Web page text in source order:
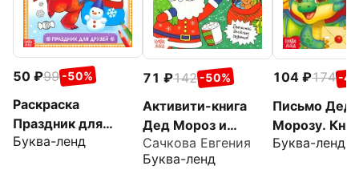
50 99 -50%
Раскраска
Праздник для
друзей
Буква-ленд
71 142 -50%
Активити-книга
Дед Мороз и
Новый год!
Сачкова Евгения
Буква-ленд
104 174 -
Письмо Деду
Морозу.
наклейками
Буква-ленд